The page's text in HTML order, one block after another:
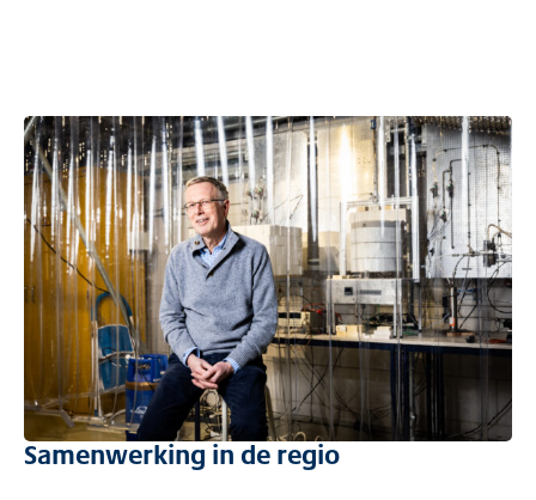
Samenwerking in de regio